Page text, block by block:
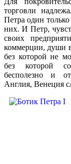
торговли
Петра один
них. И Петр,
своих
коммерции, души
без которой не
без которой
бесполезно и
Англия, Венеция